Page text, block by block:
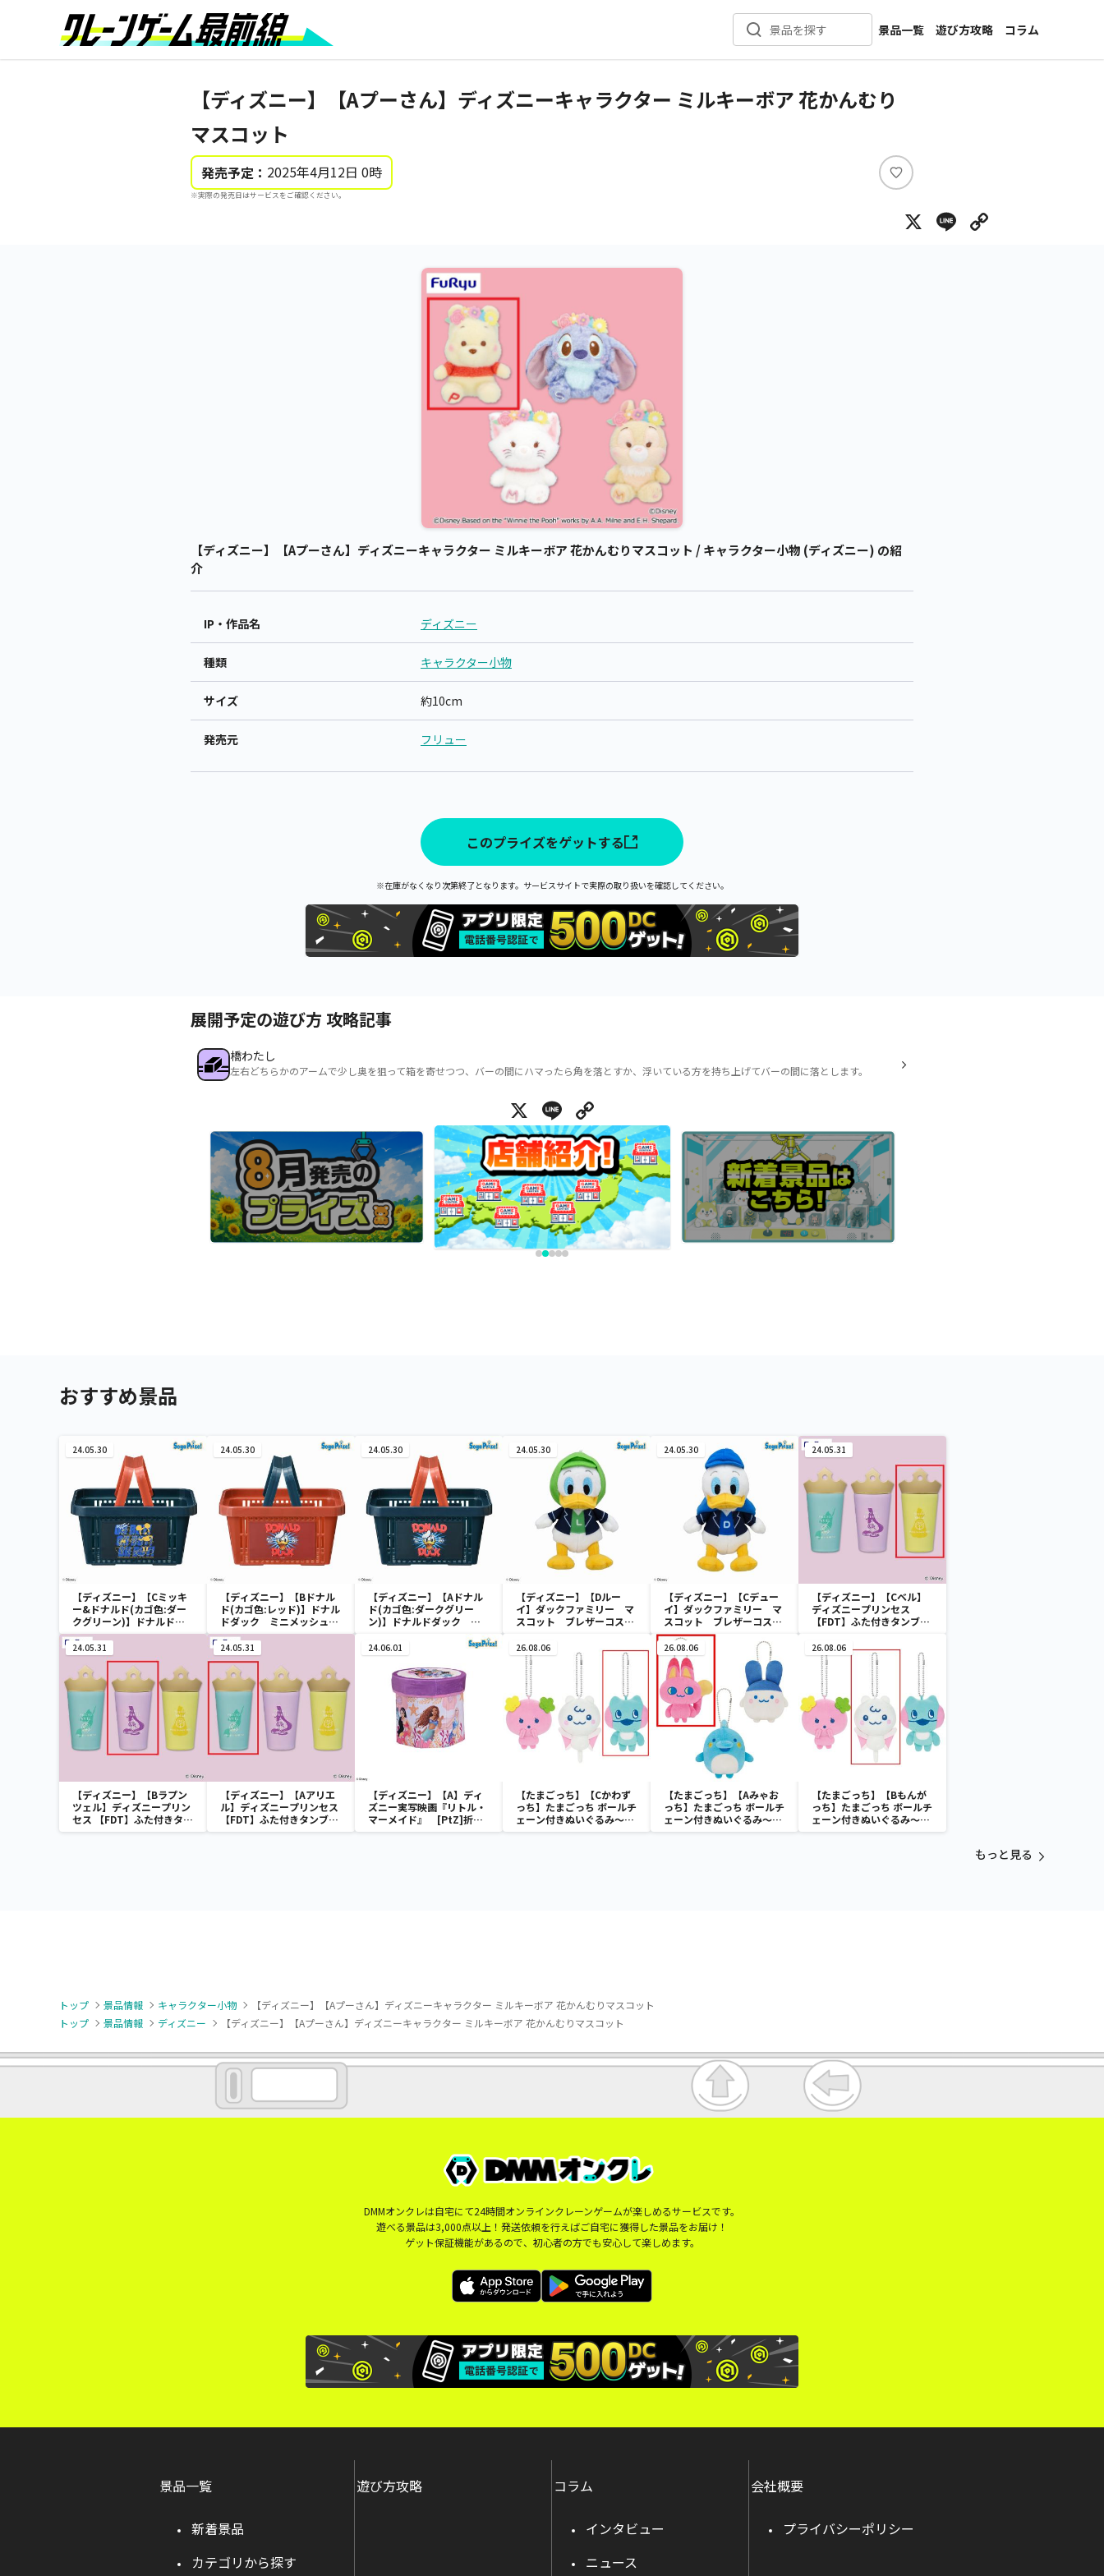
景品を探す
景品一覧
新着景品
カテゴリ一覧
遊び方攻略
コラム
インタビュー
【ディズニー】【Aプーさん】ディズニーキャラクター ミルキーボア 花かんむり
マスコット
発売予定： 2025年4月12日 0時
※実際の発売日はサービスをご確認ください。
い
ね
X Line
【ディズニー】【Aプーさん】ディズニーキャラクター ミルキーボア 花かんむりマスコット / キャラクター小物 (ディズニー) の紹
介
IP・作品名 ディズニー
種類 キャラクター小物
サイズ 約10cm
発売元 フリュー
このプライズをゲットする
※在庫がなくなり次第終了となります。サービスサイトで実際の取り扱いを確認してください。
展開予定の遊び方 攻略記事
橋わたし
左右どちらかのアームで少し奥を狙って箱を寄せつつ、バーの間にハマったら角を落とすか、浮いている方を持ち上げてバーの間に落とします。
X Line
おすすめ景品
24.05.30
【ディズニー】【Cミッキ
ー&ドナルド(カゴ色:ダー
クグリーン)】ドナルドダ
ック ミニメッシュカゴ
24.05.30
【ディズニー】【Bドナル
ド(カゴ色:レッド)】ドナル
ドダック ミニメッシュカ
ゴ
24.05.30
【ディズニー】【Aドナル
ド(カゴ色:ダークグリー
ン)】ドナルドダック ミ
24.05.30
【ディズニー】【Dルー
イ】ダックファミリー マ
スコット ブレザーコスチ
24.05.30
【ディズニー】【Cデュー
イ】ダックファミリー マ
スコット ブレザーコスチ
ューム
24.05.31
【ディズニー】【Cベル】
ディズニープリンセス
【FDT】ふた付きタンブラ
24.05.31
【ディズニー】【Bラプン
ツェル】ディズニープリン
セス 【FDT】ふた付きタン
ブラー
24.05.31
【ディズニー】【Aアリエ
ル】ディズニープリンセス
【FDT】ふた付きタンブラ
ー
24.06.01
【ディズニー】【A】ディ
ズニー実写映画『リトル・
マーメイド』 [PtZ]折り
畳みボックスチェアー
26.08.06
【たまごっち】【Cかわず
っち】たまごっち ボールチ
ェーン付きぬいぐるみ～
Tamagotchi Paradise～
26.08.06
【たまごっち】【Aみゃお
っち】たまごっち ボールチ
ェーン付きぬいぐるみ～
Tamagotchi Paradise～
26.08.06
【たまごっち】【Bもんが
っち】たまごっち ボールチ
ェーン付きぬいぐるみ～
Tamagotchi Paradise～
もっと見る
トップ 景品情報 キャラクター小物
【ディズニー】【Aプーさん】ディズニーキャラクター ミルキーボア 花かんむりマスコット
トップ
景品情報 ディズニー 【ディズニー】【Aプーさん】ディズニーキャラクター ミルキーボア 花かんむりマスコット
DMMオンクレは自宅にて24時間オンラインクレーンゲームが楽しめるサービスです。
遊べる景品は3,000点以上！発送依頼を行えばご自宅に獲得した景品をお届け！
ゲット保証機能があるので、初心者の方でも安心して楽しめます。
景品一覧
新着景品
カテゴリから探す
遊び方攻略 コラム
インタビュー
ニュース
会社概要
プライバシーポリシー